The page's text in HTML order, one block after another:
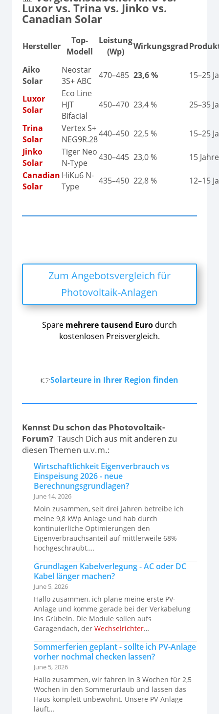
Luxor vs. Trina vs. Jinko vs.
Canadian Solar
Hersteller
Top-
Modell
Leistung
(Wp)
Wirkungsgrad
Aiko
Solar
Neostar
3S+ ABC
470–485 23,6 % 15–25
Luxor
Solar
Eco Line
HJT
Bifacial
450–470 23,4 % 25–35
Trina
Solar
Vertex S+
NEG9R.28
440–450 22,5 %
15–25
Jinko
Solar
Tiger Neo
N-Type
430–445 23,0 %
15 Jahre
Canadian
Solar
HiKu6 N-
Type
435–450 22,8 % 12–15
Zum Angebotsvergleich für
Photovoltaik-Anlagen
Spare mehrere tausend Eurodurch
kostenlosen Preisvergleich.
👉Solarteure in Ihrer Region finden
Kennst Du schon das Photovoltaik-
Forum? Tausch Dich aus mit anderen zu
diesen Themen u.v.m.:
Wirtschaftlichkeit Eigenverbrauch vs
Einspeisung 2026 - neue
Berechnungsgrundlagen?
June 14, 2026
Moin zusammen, seit drei Jahren betreibe ich
meine 9,8 kWp Anlage und hab durch
kontinuierliche Optimierungen den
Eigenverbrauchsanteil auf mittlerweile 68%
hochgeschraubt.…
Grundlagen Kabelverlegung - AC oder DC
Kabel länger machen?
June 5, 2026
Hallo zusammen, ich plane meine erste PV-
Anlage und komme gerade bei der Verkabelung
ins Grübeln. Die Module sollen aufs
Garagendach, der Wechselrichter…
Sommerferien geplant - sollte ich PV-Anlage
vorher nochmal checken lassen?
June 5, 2026
Hallo zusammen, wir fahren in 3 Wochen für 2,5
Wochen in den Sommerurlaub und lassen das
Haus komplett unbewohnt. Unsere PV-Anlage
läuft…